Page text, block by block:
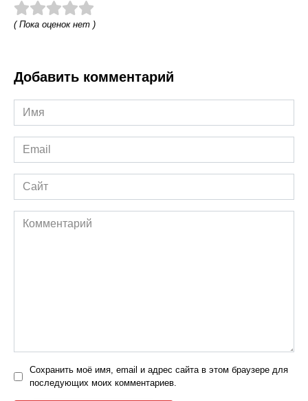
( Пока оценок нет )
Добавить комментарий
Имя
*
Email
*
Сайт
Комментарий
Сохранить моё имя, email и адрес сайта в этом браузере для
последующих моих комментариев.